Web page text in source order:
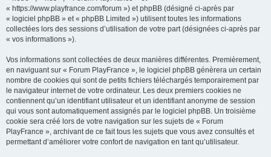
« https://www.playfrance.com/forum ») et phpBB (désigné ci-après par
« logiciel phpBB » et « phpBB Limited ») utilisent toutes les informations
collectées lors des sessions d’utilisation de votre part (désignées ci-après par
« vos informations »).
Vos informations sont collectées de deux manières différentes. Premièrement,
en naviguant sur « Forum PlayFrance », le logiciel phpBB génèrera un certain
nombre de cookies qui sont de petits fichiers téléchargés temporairement par
le navigateur internet de votre ordinateur. Les deux premiers cookies ne
contiennent qu’un identifiant utilisateur et un identifiant anonyme de session
qui vous sont automatiquement assignés par le logiciel phpBB. Un troisième
cookie sera créé lors de votre navigation sur les sujets de « Forum
PlayFrance », archivant de ce fait tous les sujets que vous avez consultés et
permettant d’améliorer votre confort de navigation en tant qu’utilisateur.